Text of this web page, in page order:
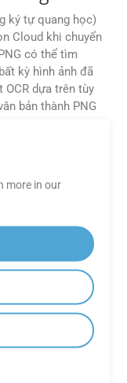
ký tự quang học)
Cloud khi chuyển
có thể tìm
kỳ hình ảnh đã
OCR dựa trên tùy
bản thành PNG
đề kỹ
miễn
Cloud
người dùng Ứng
cố hoặc trả lời các
để xây
more in our